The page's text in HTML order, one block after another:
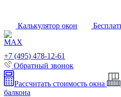
Калькулятор окон
+7 (495) 478-12-61
Обратный звонок
Рассчитать стоимость окна
балкона